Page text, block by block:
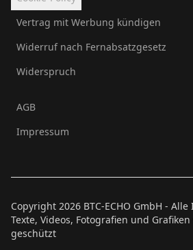
Vertrag mit Werbung kündigen
Widerruf nach Fernabsatzgesetz
Widerspruch
AGB
Impressum
Copyright 2026 BTC-ECHO GmbH -
Texte, Videos, Fotografien und
geschützt